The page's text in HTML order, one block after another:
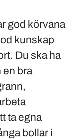
god körvana
kunskap
Du ska ha
en bra
ta egna
bollar i